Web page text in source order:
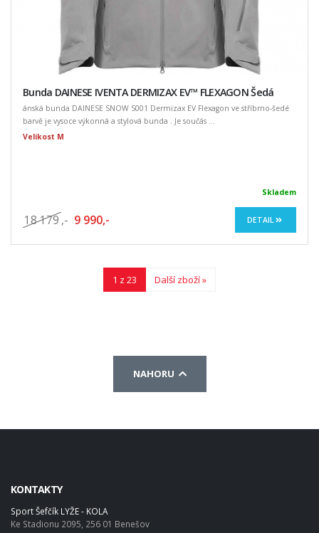
Bunda DAINESE IVENTA DERMIZAX EV™ FLEXAGON Šedá
ánská bunda DAINESE SNOW S001 Dermizax EV Flexagon ve stříbrno-šedé
barvě je vysoce výkonná a stylová bunda . Je součás ...
Velikost M
Skladem
18 179 ,- 9 990,- DETAIL
1 z 23 Další zboží »
NAHORU
KONTAKTY
Sport Šefčík LYŽE - KOLA
Ke Stadionu 2095, 256 01 Benešov